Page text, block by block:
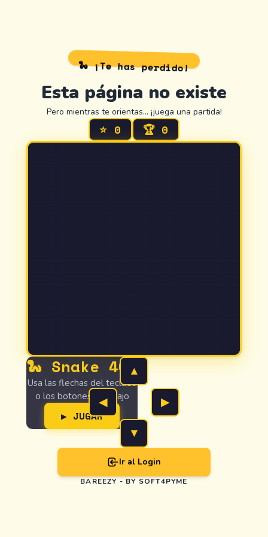
🐍 ¡Te has perdido!
Esta página no existe
Pero mientras te orientas… ¡juega una partida!
⭐ 0 🏆 0
🐍 Snake 404
Usa las flechas del teclado
o los botones de abajo
▶ JUGAR
▲
◀
▶
▼
Ir al Login
BAREEZY - BY SOFT4PYME